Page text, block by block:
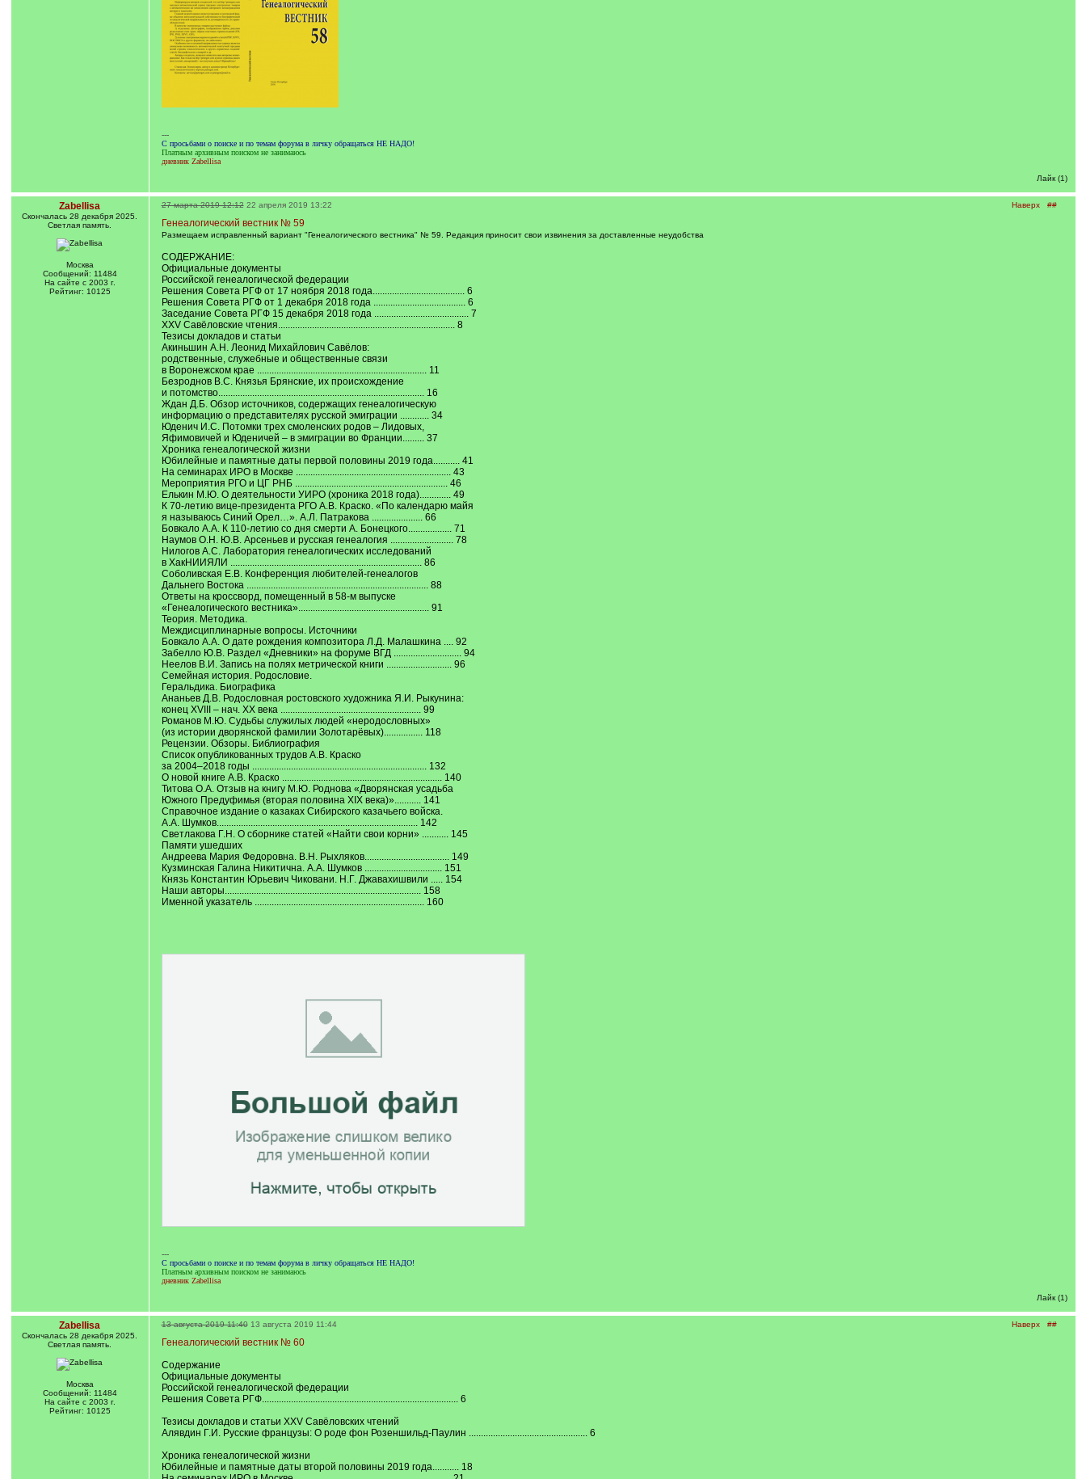
---
С просьбами о поиске и по темам форума в личку обращаться НЕ НАДО!
Платным архивным поиском не занимаюсь
дневник Zabellisa
Лайк (1)
Zabellisa
Cкончалась 28 декабря 2025.
Светлая память.
Москва
Сообщений: 11484
На сайте с 2003 г.
Рейтинг: 10125
Наверх ##
27 марта 2019 12:12 22 апреля 2019 13:22
Генеалогический вестник № 59
Размещаем исправленный вариант "Генеалогического вестника" № 59. Редакция приносит свои извинения за доставленные неудобства
СОДЕРЖАНИЕ:
Официальные документы
Российской генеалогической федерации
Решения Совета РГФ от 17 ноября 2018 года...................................... 6
Решения Совета РГФ от 1 декабря 2018 года ...................................... 6
Заседание Совета РГФ 15 декабря 2018 года ....................................... 7
XXV Савёловские чтения......................................................................... 8
Тезисы докладов и статьи
Акиньшин А.Н. Леонид Михайлович Савёлов:
родственные, служебные и общественные связи
в Воронежском крае ...................................................................... 11
Безроднов В.С. Князья Брянские, их происхождение
и потомство..................................................................................... 16
Ждан Д.Б. Обзор источников, содержащих генеалогическую
информацию о представителях русской эмиграции ............ 34
Юденич И.С. Потомки трех смоленских родов – Лидовых,
Яфимовичей и Юденичей – в эмиграции во Франции......... 37
Хроника генеалогической жизни
Юбилейные и памятные даты первой половины 2019 года........... 41
На семинарах ИРО в Москве ................................................................ 43
Мероприятия РГО и ЦГ РНБ ............................................................... 46
Елькин М.Ю. О деятельности УИРО (хроника 2018 года)............. 49
К 70-летию вице-президента РГО А.В. Краско. «По календарю майя
я называюсь Синий Орел…». А.Л. Патракова ..................... 66
Бовкало А.А. К 110-летию со дня смерти А. Бонецкого.................. 71
Наумов О.Н. Ю.В. Арсеньев и русская генеалогия .......................... 78
Нилогов А.С. Лаборатория генеалогических исследований
в ХакНИИЯЛИ ............................................................................... 86
Соболивская Е.В. Конференция любителей-генеалогов
Дальнего Востока ........................................................................... 88
Ответы на кроссворд, помещенный в 58-м выпуске
«Генеалогического вестника»...................................................... 91
Теория. Методика.
Междисциплинарные вопросы. Источники
Бовкало А.А. О дате рождения композитора Л.Д. Малашкина .... 92
Забелло Ю.В. Раздел «Дневники» на форуме ВГД ............................ 94
Неелов В.И. Запись на полях метрической книги ........................... 96
Семейная история. Родословие.
Геральдика. Биографика
Ананьев Д.В. Родословная ростовского художника Я.И. Рыкунина:
конец XVIII – нач. XX века .......................................................... 99
Романов М.Ю. Судьбы служилых людей «неродословных»
(из истории дворянской фамилии Золотарёвых)................ 118
Рецензии. Обзоры. Библиография
Список опубликованных трудов А.В. Краско
за 2004‒2018 годы ........................................................................ 132
О новой книге А.В. Краско .................................................................. 140
Титова О.А. Отзыв на книгу М.Ю. Роднова «Дворянская усадьба
Южного Предуфимья (вторая половина XIX века)»........... 141
Справочное издание о казаках Сибирского казачьего войска.
А.А. Шумков................................................................................... 142
Светлакова Г.Н. О сборнике статей «Найти свои корни» ........... 145
Памяти ушедших
Андреева Мария Федоровна. В.Н. Рыхляков................................... 149
Кузминская Галина Никитична. А.А. Шумков ................................ 151
Князь Константин Юрьевич Чиковани. Н.Г. Джавахишвили ..... 154
Наши авторы................................................................................. 158
Именной указатель ...................................................................... 160
---
С просьбами о поиске и по темам форума в личку обращаться НЕ НАДО!
Платным архивным поиском не занимаюсь
дневник Zabellisa
Лайк (1)
Zabellisa
Cкончалась 28 декабря 2025.
Светлая память.
Москва
Сообщений: 11484
На сайте с 2003 г.
Рейтинг: 10125
Наверх ##
13 августа 2019 11:40 13 августа 2019 11:44
Генеалогический вестник № 60
Содержание
Официальные документы
Российской генеалогической федерации
Решения Совета РГФ................................................................................. 6
Тезисы докладов и статьи XXV Савёловских чтений
Алявдин Г.И. Русские французы: О роде фон Розеншильд-Паулин ................................................. 6
Хроника генеалогической жизни
Юбилейные и памятные даты второй половины 2019 года........... 18